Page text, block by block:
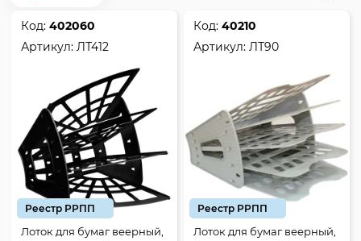
Код:402060
Артикул:ЛТ412
Реестр РРПП
Лоток для бумаг веерный,
Код:40210
Артикул:ЛТ90
Реестр РРПП
Лоток для бумаг веерный,